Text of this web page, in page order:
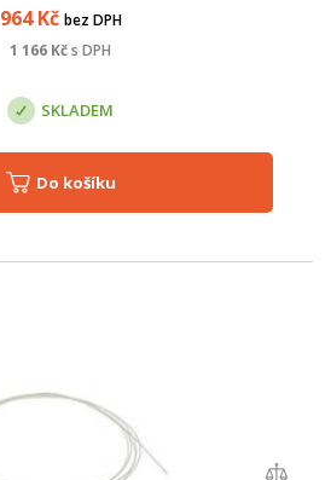
964Kč bez DPH
1 166 Kčs DPH
SKLADEM
Do košíku